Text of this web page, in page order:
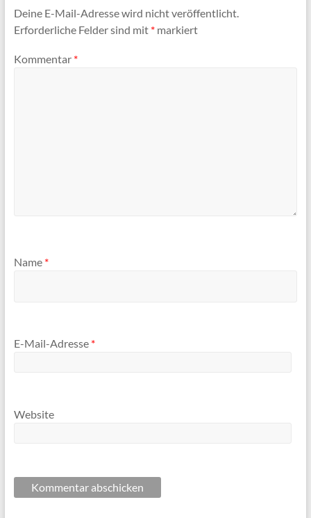
Deine E-Mail-Adresse wird nicht veröffentlicht.
Erforderliche Felder sind mit *markiert
Kommentar *
Name *
E-Mail-Adresse *
Website